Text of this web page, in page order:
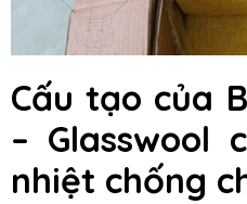
Cấu tạo của
– Glasswool
nhiệt chống